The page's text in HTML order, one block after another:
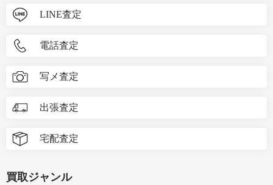
LINE査定
電話査定
写メ査定
出張査定
宅配査定
買取ジャンル